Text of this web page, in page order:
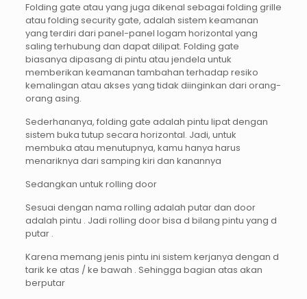
Folding gate atau yang juga dikenal sebagai folding grille
atau folding security gate, adalah sistem keamanan
yang terdiri dari panel-panel logam horizontal yang
saling terhubung dan dapat dilipat. Folding gate
biasanya dipasang di pintu atau jendela untuk
memberikan keamanan tambahan terhadap resiko
kemalingan atau akses yang tidak diinginkan dari orang-
orang asing.
Sederhananya, folding gate adalah pintu lipat dengan
sistem buka tutup secara horizontal. Jadi, untuk
membuka atau menutupnya, kamu hanya harus
menariknya dari samping kiri dan kanannya
Sedangkan untuk rolling door
Sesuai dengan nama rolling adalah putar dan door
adalah pintu . Jadi rolling door bisa d bilang pintu yang d
putar .
Karena memang jenis pintu ini sistem kerjanya dengan d
tarik ke atas / ke bawah . Sehingga bagian atas akan
berputar